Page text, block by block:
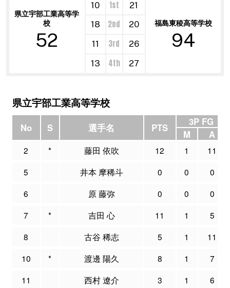
県立宇部工業高等学
校
52
10 1st
21
福島東稜高等学校
94
18 2nd
20
11
3rd
26
13
4th 27
県立宇部工業高等学校
No S 選手名 PTS
3P FG
M
A
2 * 藤田 依吹 12 1
11
5
井本 摩稀斗 0 0
0
6
原 藤弥 0 0
0
7
* 吉田 心 11 1
5
8
古谷 稀志 5 1
11
10
* 渡邊 陽久 8 1
7
11
西村 遼介 3 1
6